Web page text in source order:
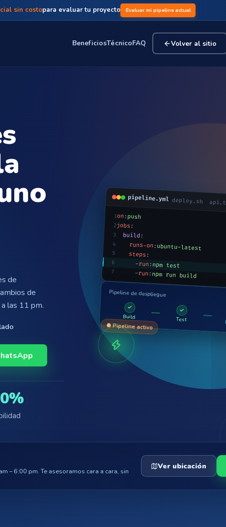
sin costopara evaluar tu proyecto Evaluar mi pipeline actual
BeneficiosTécnicoFAQ Volver al sitio
de
de
las 11 pm.
● Pipeline activo
pipeline.yml deploy.sh
1on:push
2jobs:
3 build:
4 runs-on:ubuntu-latest
5 steps:
6 -run:npm test
7 -run:npm run build
Pipeline de despliegue
✓
Build
✓
Test
– 6:00 pm. Te asesoramos cara a cara, sin
Ver ubicación